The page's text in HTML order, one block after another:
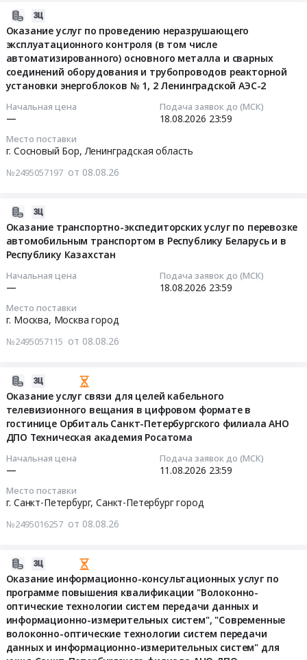
Оказание услуг по проведению неразрушающего
эксплуатационного контроля (в том числе
автоматизированного) основного металла и сварных
соединений оборудования и трубопроводов реакторной
установки энергоблоков № 1, 2 Ленинградской АЭС-2
Начальная цена
—
Подача заявок до (МСК)
18.08.2026 23:59
Место поставки
г. Сосновый Бор,Ленинградская область
№2495057197 от 08.08.26
2
Оказание транспортно-экспедиторских услуг по перевозке
автомобильным транспортом в Республику Беларусь и в
Республику Казахстан
Начальная цена
—
Подача заявок до (МСК)
18.08.2026 23:59
Место поставки
г. Москва, Москва город
№2495057115 от 08.08.26
Оказание услуг связи для целей кабельного
телевизионного вещания в цифровом формате в
гостинице Орбиталь Санкт-Петербургского филиала АНО
ДПО Техническая академия Росатома
Начальная цена
—
Подача заявок до (МСК)
11.08.2026 23:59
Место поставки
г. Санкт-Петербург,Санкт-Петербург город
№2495016257 от 08.08.26
Оказание информационно-консультационных услуг по
программе повышения квалификации "Волоконно-
оптические технологии систем передачи данных и
информационно-измерительных систем", "Современные
волоконно-оптические технологии систем передачи
данных и информационно-измерительных систем" для